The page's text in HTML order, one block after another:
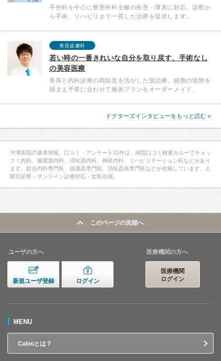
手外科を中心に整形外科全般の疾患・障害に対応。診察か
ら手術、リハビリまで一貫した治療を提供します。
美容皮膚科
若い時の一番きれいな自分を取り戻す、手術なし
の美容医療
美容と内科診療の両知見を活かした肌治療。細胞の状態を
踏まえ予算に合わせて施術プランをオーダーメイド。
ドクターズインタビューをもっと読む »
沖津医院の基本情報、口コミ・アンケート21件は、病院口コミ検索カルーでチェッ
ク！内科、循環器内科、消化器内科、神経内科、リハビリテーション科などがあり
ます。総合内科専門医、循環器専門医、消化器病専門医などが在籍しています。土
曜日診察・オンライン診療対応・女医在籍。
このページの先頭へ
ユーザの方へ
新規ユーザ登録 ログイン
医療機関の方へ
医療機関
ログイン
MENU
Calooとは？